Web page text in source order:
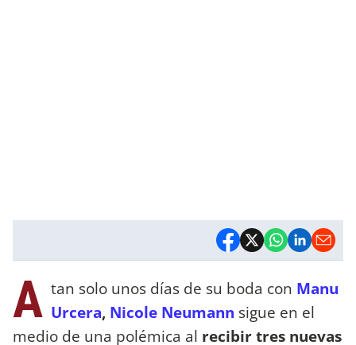
A tan solo unos días de su boda con Manu
Urcera, Nicole Neumann sigue en el
medio de una polémica al recibir tres nuevas